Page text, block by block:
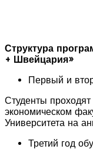
Структура
+ Швейцария»
Первый и
Студенты
экономическом
Университета на
Третий год